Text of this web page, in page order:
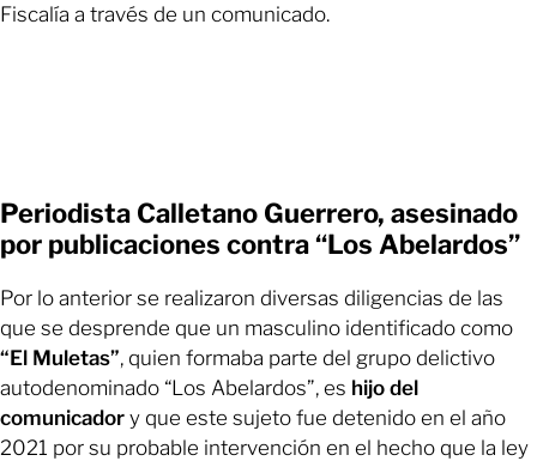
Fiscalía a través de un comunicado.
Periodista Calletano Guerrero, asesinado
por publicaciones contra “Los Abelardos”
Por lo anterior se realizaron diversas diligencias de las
que se desprende que un masculino identificado como
“El Muletas”, quien formaba parte del grupo delictivo
autodenominado “Los Abelardos”, es hijo del
comunicador y que este sujeto fue detenido en el año
2021 por su probable intervención en el hecho que la ley